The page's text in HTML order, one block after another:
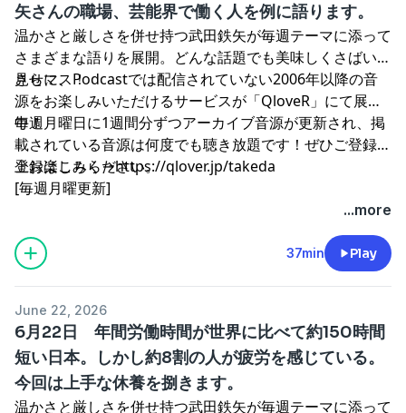
矢さんの職場、芸能界で働く人を例に語ります。
温かさと厳しさを併せ持つ武田鉄矢が毎週テーマに添って
さまざまな語りを展開。どんな話題でも美味しくさばいて
見せマス！
さらに、Podcastでは配信されていない2006年以降の音
源をお楽しみいただけるサービスが「QloveR」にて展開
中！
毎週月曜日に1週間分ずつアーカイブ音源が更新され、掲
載されている音源は何度でも聴き放題です！ぜひご登録の
上お楽しみください。
登録はこちら→⁠⁠⁠⁠⁠⁠⁠⁠⁠⁠⁠⁠⁠⁠⁠⁠⁠⁠⁠⁠⁠⁠⁠⁠⁠⁠https://qlover.jp/takeda⁠⁠⁠⁠⁠⁠⁠⁠⁠⁠⁠⁠⁠⁠⁠⁠⁠⁠⁠⁠⁠⁠⁠⁠⁠⁠
[毎週月曜更新]
...more
37min Play
June 22, 2026
6月22日 年間労働時間が世界に比べて約150時間
短い日本。しかし約8割の人が疲労を感じている。
今回は上手な休養を捌きます。
温かさと厳しさを併せ持つ武田鉄矢が毎週テーマに添って